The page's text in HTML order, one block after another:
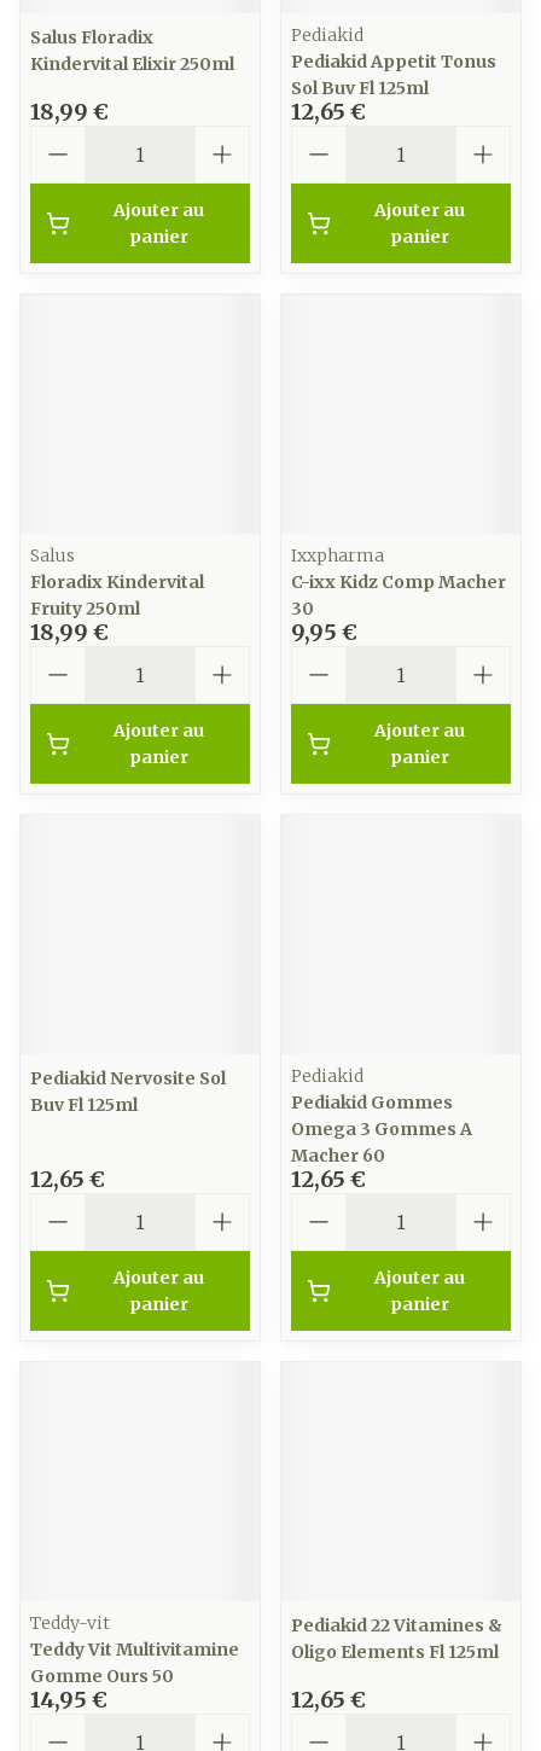
Salus Floradix
Kindervital Elixir 250ml
18,99 €
Ajouter au
panier
Pediakid
Pediakid Appetit Tonus
Sol Buv Fl 125ml
12,65 €
Ajouter au
panier
Salus
Floradix Kindervital
Fruity 250ml
18,99 €
Ajouter au
panier
Ixxpharma
C-ixx Kidz Comp Macher
30
9,95 €
Ajouter au
panier
Pediakid Nervosite Sol
Buv Fl 125ml
12,65 €
Ajouter au
panier
Pediakid
Pediakid Gommes
Omega 3 Gommes A
Macher 60
12,65 €
Ajouter au
panier
Teddy-vit
Teddy Vit Multivitamine
Gomme Ours 50
14,95 €
Pediakid 22 Vitamines &
Oligo Elements Fl 125ml
12,65 €